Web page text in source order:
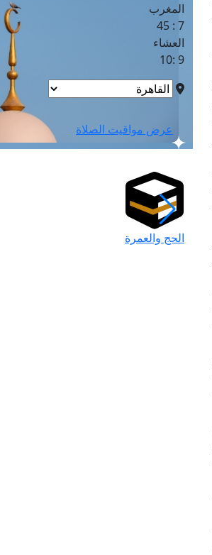
المغرب
7 : 45
العشاء
9 :10
عرض مواقيت الصلاة
الحج والعمرة